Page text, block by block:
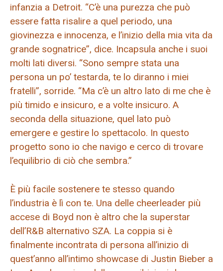
infanzia a Detroit. “C’è una purezza che può
essere fatta risalire a quel periodo, una
giovinezza e innocenza, e l’inizio della mia vita da
grande sognatrice”, dice. Incapsula anche i suoi
molti lati diversi. “Sono sempre stata una
persona un po’ testarda, te lo diranno i miei
fratelli”, sorride. “Ma c’è un altro lato di me che è
più timido e insicuro, e a volte insicuro. A
seconda della situazione, quel lato può
emergere e gestire lo spettacolo. In questo
progetto sono io che navigo e cerco di trovare
l’equilibrio di ciò che sembra.”
È più facile sostenere te stesso quando
l’industria è lì con te. Una delle cheerleader più
accese di Boyd non è altro che la superstar
dell’R&B alternativo SZA. La coppia si è
finalmente incontrata di persona all’inizio di
quest’anno all’intimo showcase di Justin Bieber a